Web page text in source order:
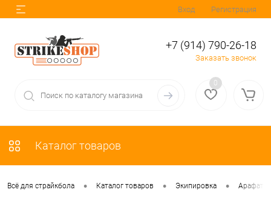
Вход Регистрация
+7 (914) 790-26-18
Заказать звонок
0
Каталог товаров
Всё для страйкбола • Каталог товаров • Экипировка •